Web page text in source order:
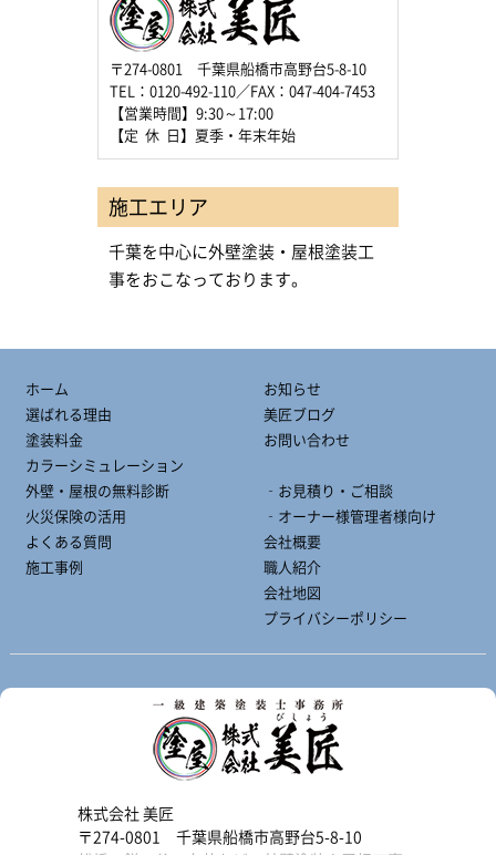
〒274-0801 千葉県船橋市高野台5-8-10
TEL：0120-492-110／FAX：047-404-7453
【営業時間】9:30～17:00
【定 休 日】夏季・年末年始
施工エリア
千葉を中心に外壁塗装・屋根塗装工
事をおこなっております。
ホーム
選ばれる理由
塗装料金
カラーシミュレーション
外壁・屋根の無料診断
火災保険の活用
よくある質問
施工事例
お知らせ
美匠ブログ
お問い合わせ
‐お見積り・ご相談
‐オーナー様管理者様向け
会社概要
職人紹介
会社地図
プライバシーポリシー
株式会社 美匠
〒274-0801 千葉県船橋市高野台5-8-10